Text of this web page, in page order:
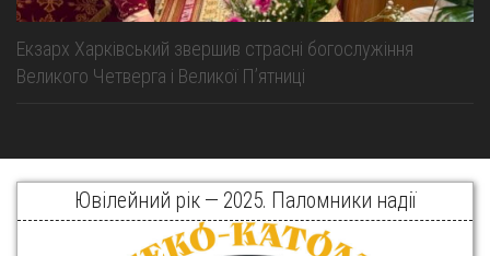
Екзарх Харківський звершив страсні богослужіння
Великого Четверга і Великої Пʼятниці
Ювілейний рік — 2025. Паломники надії